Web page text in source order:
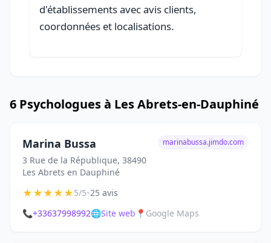
d'établissements avec avis clients,
coordonnées et localisations.
6 Psychologues à Les Abrets-en-Dauphiné
Marina Bussa
3 Rue de la République, 38490
Les Abrets en Dauphiné
marinabussa.jimdo.com
★★★★★5/5•25 avis
📞+33637998992🌐Site web 📍 Google Maps